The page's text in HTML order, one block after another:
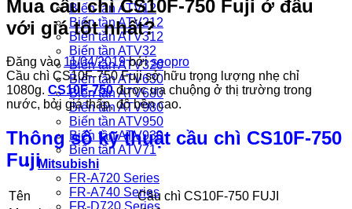
Biến tần ATV12
Biến tần ATV212
Biến tần ATV312
Biến tần ATV32
Biến tần ATV320
Biến tần ATV630
Biến tần ATV680
Biến tần ATV980
Biến tần ATV950
Biến tần ATV930
Biến tần ATV71
Mitsubishi
FR-A720 Series
FR-A740 Series
FR-D720 Series
Mua cầu chì CS10F-750 Fuji ở đâu
với giá tốt nhất?
Đăng vào 11/04/2019 bởiseopro
Cầu chì CS10F-750 Fuji sở hữu trọng lượng nhẹ chỉ
1080g. CS10F-750được ưa chuộng ở thị trường trong
nước, bởi giá thấp, độ bền cao.
Thông số kỹ thuật cầu chì CS10F-750
Fuji
Tên
Cầu chì CS10F-750 FUJI